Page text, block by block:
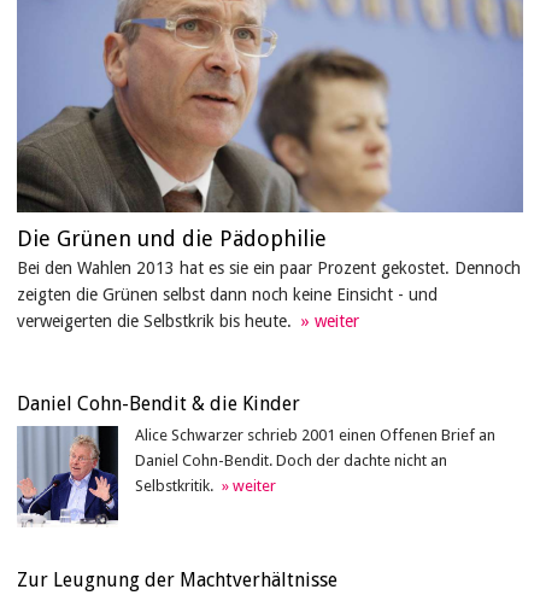
Die Grünen und die Pädophilie
Bei den Wahlen 2013 hat es sie ein paar Prozent gekostet. Dennoch
zeigten die Grünen selbst dann noch keine Einsicht - und
verweigerten die Selbstkrik bis heute.
Daniel Cohn-Bendit & die Kinder
Alice Schwarzer schrieb 2001 einen Offenen Brief an
Daniel Cohn-Bendit. Doch der dachte nicht an
Selbstkritik.
Zur Leugnung der Machtverhältnisse